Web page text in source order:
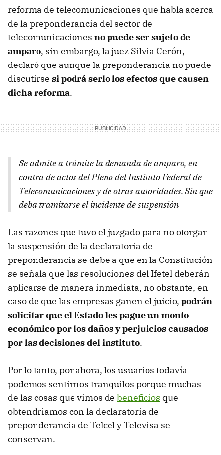
reforma de telecomunicaciones que habla acerca
de la preponderancia del sector de
telecomunicaciones no puede ser sujeto de
amparo, sin embargo, la juez Silvia Cerón,
declaró que aunque la preponderancia no puede
discutirse si podrá serlo los efectos que causen
dicha reforma.
Se admite a trámite la demanda de amparo, en
contra de actos del Pleno del Instituto Federal de
Telecomunicaciones y de otras autoridades. Sin que
deba tramitarse el incidente de suspensión
Las razones que tuvo el juzgado para no otorgar
la suspensión de la declaratoria de
preponderancia se debe a que en la Constitución
se señala que las resoluciones del Ifetel deberán
aplicarse de manera inmediata, no obstante, en
caso de que las empresas ganen el juicio, podrán
solicitar que el Estado les pague un monto
económico por los daños y perjuicios causados
por las decisiones del instituto.
Por lo tanto, por ahora, los usuarios todavía
podemos sentirnos tranquilos porque muchas
de las cosas que vimos de beneficios que
obtendriamos con la declaratoria de
preponderancia de Telcel y Televisa se
conservan.